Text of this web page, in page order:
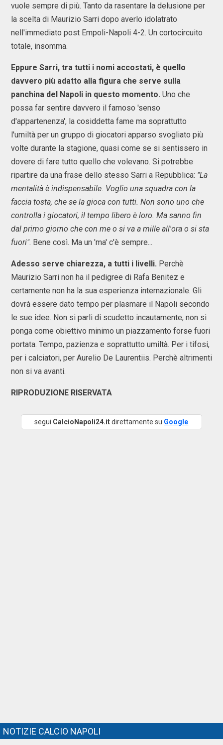
vuole sempre di più. Tanto da rasentare la delusione per
la scelta di Maurizio Sarri dopo averlo idolatrato
nell'immediato post Empoli-Napoli 4-2. Un cortocircuito
totale, insomma.
Eppure Sarri, tra tutti i nomi accostati, è quello
davvero più adatto alla figura che serve sulla
panchina del Napoli in questo momento. Uno che
possa far sentire davvero il famoso 'senso
d'appartenenza', la cosiddetta fame ma soprattutto
l'umiltà per un gruppo di giocatori apparso svogliato più
volte durante la stagione, quasi come se si sentissero in
dovere di fare tutto quello che volevano. Si potrebbe
ripartire da una frase dello stesso Sarri a Repubblica: "La
mentalità è indispensabile. Voglio una squadra con la
faccia tosta, che se la gioca con tutti. Non sono uno che
controlla i giocatori, il tempo libero è loro. Ma sanno fin
dal primo giorno che con me o si va a mille all'ora o si sta
fuori". Bene così. Ma un 'ma' c'è sempre...
Adesso serve chiarezza, a tutti i livelli. Perchè
Maurizio Sarri non ha il pedigree di Rafa Benitez e
certamente non ha la sua esperienza internazionale. Gli
dovrà essere dato tempo per plasmare il Napoli secondo
le sue idee. Non si parli di scudetto incautamente, non si
ponga come obiettivo minimo un piazzamento forse fuori
portata. Tempo, pazienza e soprattutto umiltà. Per i tifosi,
per i calciatori, per Aurelio De Laurentiis. Perchè altrimenti
non si va avanti.
RIPRODUZIONE RISERVATA
segui CalcioNapoli24.itdirettamente su Google
NOTIZIE CALCIO NAPOLI